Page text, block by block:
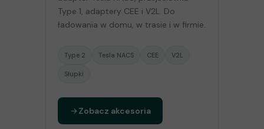
Type 1, adaptery CEE i V2L. Do
ładowania w domu, w trasie i w firmie.
Type 2 Tesla NACS CEE V2L
Słupki
Zobacz akcesoria